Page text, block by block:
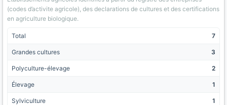
(codes d’activite agricole), des declarations de cultures et des certifications
en agriculture biologique.
Total 7
Grandes cultures 3
Polyculture-élevage 2
Élevage 1
Sylviculture 1